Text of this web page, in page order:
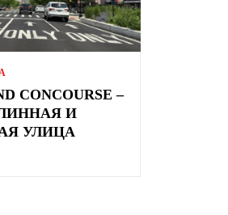
CONCOURSE –
И
УЛИЦА